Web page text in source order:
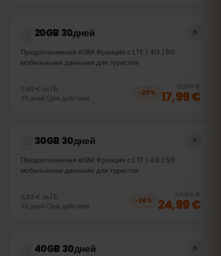
20GB 30дней
Предоплаченная eSIM Франция с LTE | 4G | 5G
мобильными данными для туристов
0,90 € за ГБ
30 дней Срок действия
−20%
21,99 €
17,99 €
30GB 30дней
Предоплаченная eSIM Франция с LTE | 4G | 5G
мобильными данными для туристов
0,83 € за ГБ
30 дней Срок действия
−20%
30,99 €
24,99 €
40GB 30дней